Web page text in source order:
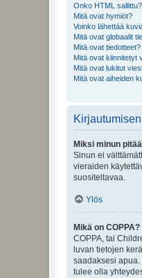
Onko HTML sallittu?
Mitä ovat hymiöt?
Voinko lähettää
Mitä ovat globaalit
Mitä ovat tiedotteet?
Mitä ovat kiinnitetyt
Mitä ovat lukitut
Mitä ovat aiheiden
Miksi minun
Sinun ei
vieraiden
suositeltavaa.
Ylös
Mikä on COPPA?
COPPA, tai
luvan tietojen
saadaksesi
tulee olla